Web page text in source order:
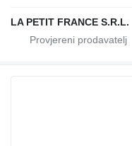
LA PETIT FRANCE S.R.L.